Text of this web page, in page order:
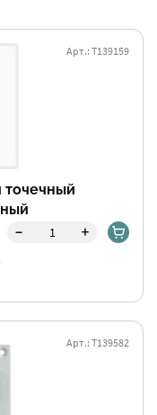
точечный
Арт.: Т139159
- +
Арт.: Т139582